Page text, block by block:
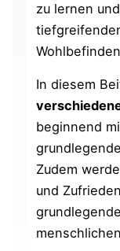
zu lernen
In diesem
beginnend
Zudem
und